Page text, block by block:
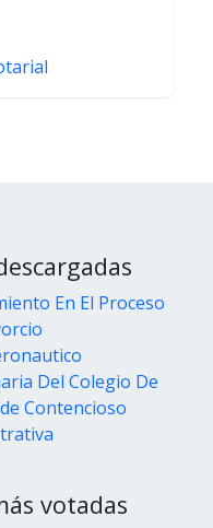
En El Proceso
Del Colegio De
Contencioso
votadas